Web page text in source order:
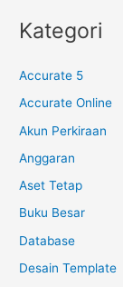
Kategori
Accurate 5
Accurate Online
Akun Perkiraan
Anggaran
Aset Tetap
Buku Besar
Database
Desain Template